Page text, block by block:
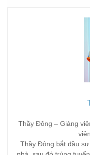
Thầy Đông – Giảng
Thầy Đông bắt đầu